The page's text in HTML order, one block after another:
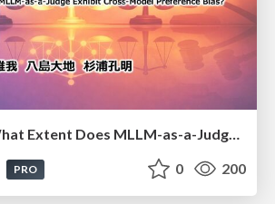
[MIRU26] To What Extent Does MLLM-as-a-Judge Exhibit Cross-Model Preference Bias?
PRO 0 200